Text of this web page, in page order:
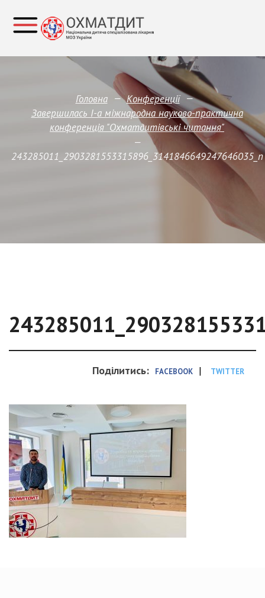
Головна — Конференції —
Завершилась І-а міжнародна науково-практична
конференція "Охматдитівські читання"
—
243285011_2903281553315896_3141846649247646035_n
Поділитись: FACEBOOK | TWITTER